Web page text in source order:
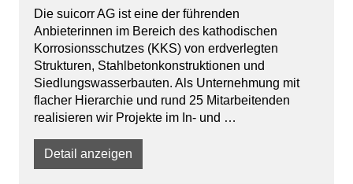
Die suicorr AG ist eine der führenden
Anbieterinnen im Bereich des kathodischen
Korrosionsschutzes (KKS) von erdverlegten
Strukturen, Stahlbetonkonstruktionen und
Siedlungswasserbauten. Als Unternehmung mit
flacher Hierarchie und rund 25 Mitarbeitenden
realisieren wir Projekte im In- und …
Detail anzeigen